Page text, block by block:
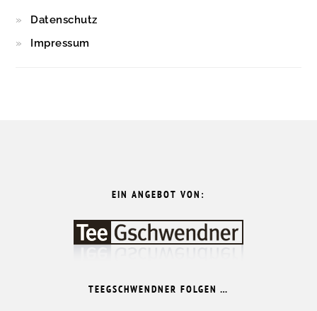
Datenschutz
Impressum
EIN ANGEBOT VON:
TEEGSCHWENDNER FOLGEN …